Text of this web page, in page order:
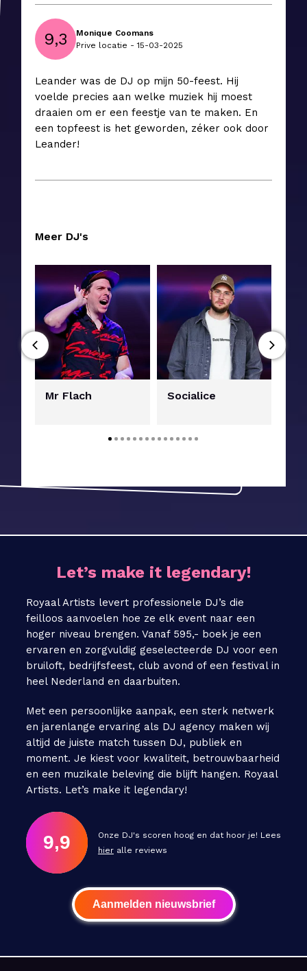
9,3
Monique Coomans
Prive locatie - 15-03-2025
Leander was de DJ op mijn 50-feest. Hij
voelde precies aan welke muziek hij moest
draaien om er een feestje van te maken. En
een topfeest is het geworden, zéker ook door
Leander!
Meer DJ's
Mr Flach Socialice
Let’s make it legendary!
Royaal Artists levert professionele DJ’s die
feilloos aanvoelen hoe ze elk event naar een
hoger niveau brengen. Vanaf 595,- boek je een
ervaren en zorgvuldig geselecteerde DJ voor een
bruiloft, bedrijfsfeest, club avond of een festival in
heel Nederland en daarbuiten.
Met een persoonlijke aanpak, een sterk netwerk
en jarenlange ervaring als DJ agency maken wij
altijd de juiste match tussen DJ, publiek en
moment. Je kiest voor kwaliteit, betrouwbaarheid
en een muzikale beleving die blijft hangen. Royaal
Artists. Let’s make it legendary!
9,9
Onze DJ's scoren hoog en dat hoor je! Lees
hieralle reviews
Aanmelden nieuwsbrief